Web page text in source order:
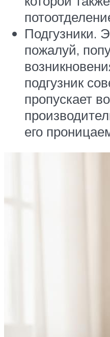
Подгузники.
пожалуй,
подгузник
пропускает
его